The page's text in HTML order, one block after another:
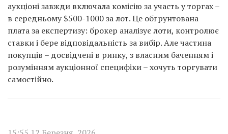
аукціоні завжди включала комісію за участь у торгах –
в середньому $500-1000 за лот. Це обґрунтована
плата за експертизу: брокер аналізує лоти, контролює
ставки і бере відповідальність за вибір. Але частина
покупців – досвідчені в ринку, з власним баченням і
розумінням аукціонної специфіки – хочуть торгувати
самостійно.